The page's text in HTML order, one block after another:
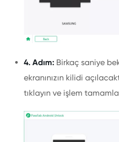
4. Adım: Birkaç saniye
ekranınızın kilidi
tıklayın ve işlem